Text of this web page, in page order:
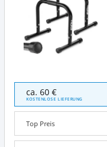
PULLUP
DIP
Fitness
Parallettes
Angebote:
ca. 60 €
KOSTENLOSE LIEFERUNG
Top Preis